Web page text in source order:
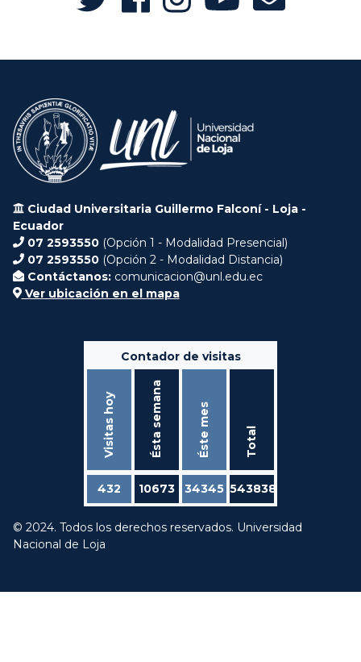
Ciudad Universitaria Guillermo Falconí - Loja -
Ecuador
07 2593550 (Opción 1 - Modalidad Presencial)
07 2593550 (Opción 2 - Modalidad Distancia)
Contáctanos: comunicacion@unl.edu.ec
Ver ubicación en el mapa
Contador de visitas
Visitas hoy Ésta semana Éste mes Total
432 10673 34345 543838
© 2024. Todos los derechos reservados. Universidad
Nacional de Loja